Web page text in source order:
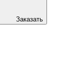
Заказать